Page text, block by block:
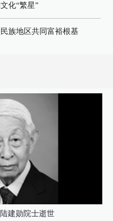
化“繁星”
族地区共同富裕根基
建勋院士逝世